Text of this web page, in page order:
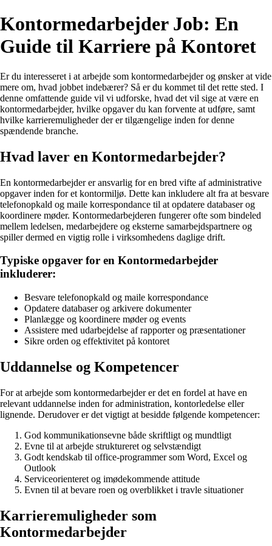
Kontormedarbejder Job: En
Guide til Karriere på Kontoret
Er du interesseret i at arbejde som kontormedarbejder og ønsker at vide
mere om, hvad jobbet indebærer? Så er du kommet til det rette sted. I
denne omfattende guide vil vi udforske, hvad det vil sige at være en
kontormedarbejder, hvilke opgaver du kan forvente at udføre, samt
hvilke karrieremuligheder der er tilgængelige inden for denne
spændende branche.
Hvad laver en Kontormedarbejder?
En kontormedarbejder er ansvarlig for en bred vifte af administrative
opgaver inden for et kontormiljø. Dette kan inkludere alt fra at besvare
telefonopkald og maile korrespondance til at opdatere databaser og
koordinere møder. Kontormedarbejderen fungerer ofte som bindeled
mellem ledelsen, medarbejdere og eksterne samarbejdspartnere og
spiller dermed en vigtig rolle i virksomhedens daglige drift.
Typiske opgaver for en Kontormedarbejder
inkluderer:
Besvare telefonopkald og maile korrespondance
Opdatere databaser og arkivere dokumenter
Planlægge og koordinere møder og events
Assistere med udarbejdelse af rapporter og præsentationer
Sikre orden og effektivitet på kontoret
Uddannelse og Kompetencer
For at arbejde som kontormedarbejder er det en fordel at have en
relevant uddannelse inden for administration, kontorledelse eller
lignende. Derudover er det vigtigt at besidde følgende kompetencer:
God kommunikationsevne både skriftligt og mundtligt
Evne til at arbejde struktureret og selvstændigt
Godt kendskab til office-programmer som Word, Excel og
Outlook
Serviceorienteret og imødekommende attitude
Evnen til at bevare roen og overblikket i travle situationer
Karrieremuligheder som
Kontormedarbejder